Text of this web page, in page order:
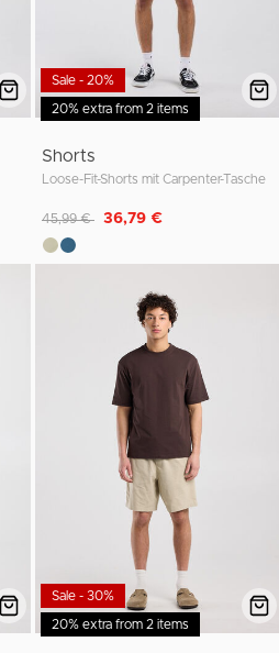
20% extra from 2 items
Sale - 20%
Shorts
Loose-Fit-Shorts mit Carpenter-Tasche
Reduziert von
45,99 € auf
36,79 €
20% extra from 2 items
Sale - 30%